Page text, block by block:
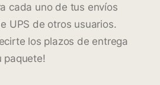
cada uno de tus envíos
UPS de otros usuarios.
los plazos de entrega
paquete!